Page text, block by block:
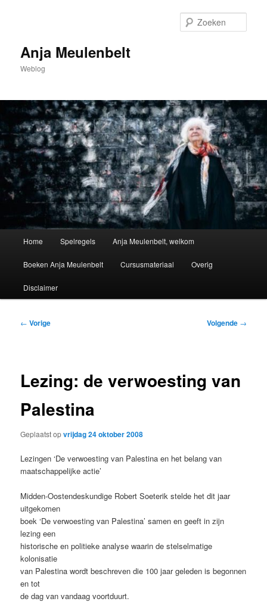
inhoudAnja Meulenbelt
Weblog
Home Spelregels Anja Meulenbelt, welkom
Boeken Anja Meulenbelt Cursusmateriaal Overig
Disclaimer
Bericht
← Vorige Volgende →
Lezing: de verwoesting van
Palestina
Geplaatst opvrijdag 24 oktober 2008
Lezingen ‘De verwoesting van Palestina en het belang van
maatschappelijke actie’
Midden-Oostendeskundige Robert Soeterik stelde het dit jaar
uitgekomen
boek ‘De verwoesting van Palestina’ samen en geeft in zijn
lezing een
historische en politieke analyse waarin de stelselmatige
kolonisatie
van Palestina wordt beschreven die 100 jaar geleden is begonnen
en tot
de dag van vandaag voortduurt.